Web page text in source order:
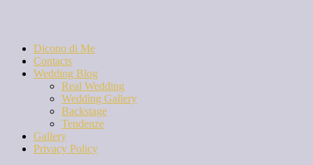
Dicono di Me
Contacts
Wedding Blog
Real Wedding
Wedding Gallery
Backstage
Tendenze
Gallery
Privacy Policy